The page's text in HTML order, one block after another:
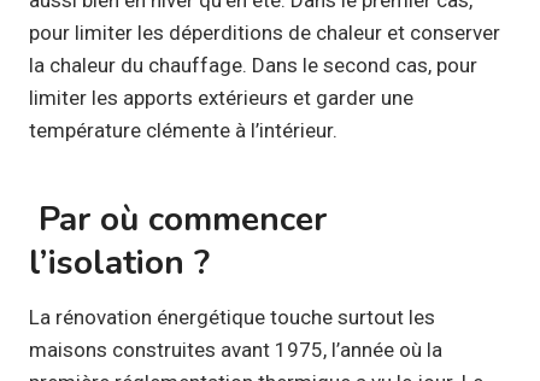
pour limiter les déperditions de chaleur et conserver
la chaleur du chauffage. Dans le second cas, pour
limiter les apports extérieurs et garder une
température clémente à l’intérieur.
Par où commencer
l’isolation ?
La rénovation énergétique touche surtout les
maisons construites avant 1975, l’année où la